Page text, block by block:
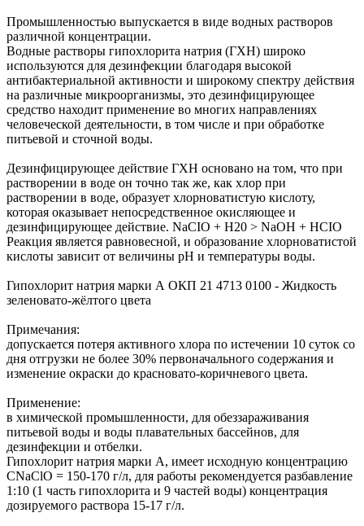
Промышленностью выпускается в виде водных растворов
различной концентрации.
Водные растворы гипохлорита натрия (ГХН) широко
используются для дезинфекции благодаря высокой
антибактериальной активности и широкому спектру действия
на различные микроорганизмы, это дезинфицирующее
средство находит применение во многих направлениях
человеческой деятельности, в том числе и при обработке
питьевой и сточной воды.
Дезинфицирующее действие ГХН основано на том, что при
растворении в воде он точно так же, как хлор при
растворении в воде, образует хлорноватистую кислоту,
которая оказывает непосредственное окисляющее и
дезинфицирующее действие. NaCIO + H20 > NaOH + HCIO
Реакция является равновесной, и образование хлорноватистой
кислоты зависит от величины рН и температуры воды.
Гипохлорит натрия марки А ОКП 21 4713 0100 - Жидкость
зеленовато-жёлтого цвета
Примечания:
допускается потеря активного хлора по истечении 10 суток со
дня отгрузки не более 30% первоначального содержания и
изменение окраски до красновато-коричневого цвета.
Применение:
в химической промышленности, для обеззараживания
питьевой воды и воды плавательных бассейнов, для
дезинфекции и отбелки.
Гипохлорит натрия марки А, имеет исходную концентрацию
СNaClO = 150-170 г/л, для работы рекомендуется разбавление
1:10 (1 часть гипохлорита и 9 частей воды) концентрация
дозируемого раствора 15-17 г/л.